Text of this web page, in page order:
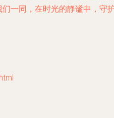
一同，在时光的静谧中，守